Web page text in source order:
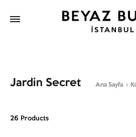
Jardin Secret Ana Sayfa
26 Products